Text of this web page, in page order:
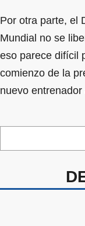
Por otra parte, el
Mundial no se
eso parece difícil
comienzo de la
nuevo entrenador